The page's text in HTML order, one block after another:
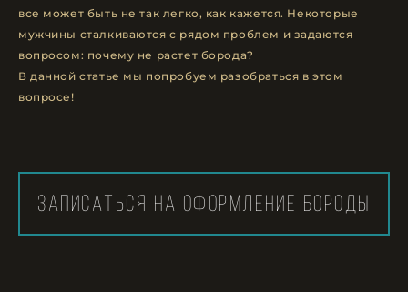
все может быть не так легко, как кажется. Некоторые
мужчины сталкиваются с рядом проблем и задаются
вопросом: почему не растет борода?
В данной статье мы попробуем разобраться в этом
вопросе!
записаться на оформление бороды